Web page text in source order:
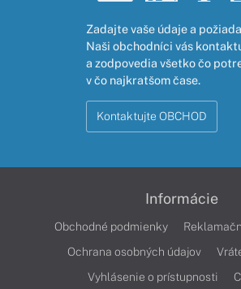
Zadajte vaše údaje a
Naši obchodníci vás
a zodpovedia všetko čo
v čo najkratšom čase.
Kontaktujte OBCHOD
Informácie
Obchodné podmienky
Ochrana osobných údajov
Vyhlásenie o prístupnosti